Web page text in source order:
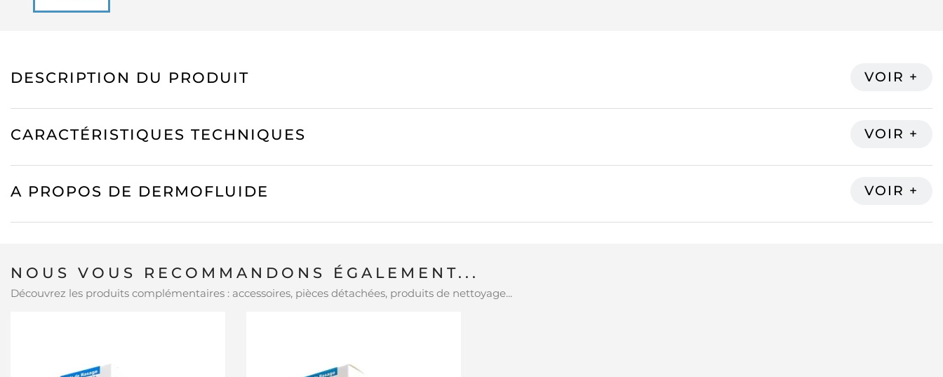
DESCRIPTION DU PRODUIT
CARACTÉRISTIQUES TECHNIQUES
A PROPOS DE DERMOFLUIDE
NOUS VOUS RECOMMANDONS ÉGALEMENT...
Découvrez les produits complémentaires : accessoires, pièces détachées, produits de nettoyage...